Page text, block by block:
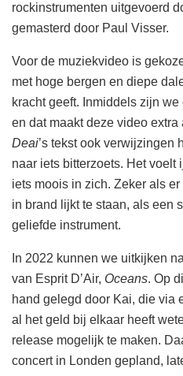
rockinstrumenten uitgevoerd
gemasterd door Paul Visser.
Voor de muziekvideo is
met hoge bergen en diepe
kracht geeft. Inmiddels zijn
en dat maakt deze video
Deai’s tekst ook verwijzingen
naar iets bitterzoets. Het voelt
iets moois in zich. Zeker als
in brand lijkt te staan, als een
geliefde instrument.
In 2022 kunnen we uitkijken
van Esprit D’Air, Oceans. Op
hand gelegd door Kai, die via
al het geld bij elkaar heeft
release mogelijk te maken.
concert in Londen gepland,